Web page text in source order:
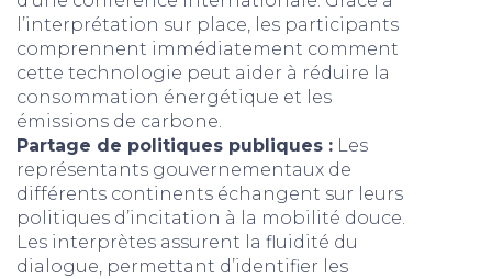
l’interprétation sur place, les participants
comprennent immédiatement comment
cette technologie peut aider à réduire la
consommation énergétique et les
émissions de carbone.
Partage de politiques publiques : Les
représentants gouvernementaux de
différents continents échangent sur leurs
politiques d’incitation à la mobilité douce.
Les interprètes assurent la fluidité du
dialogue, permettant d’identifier les